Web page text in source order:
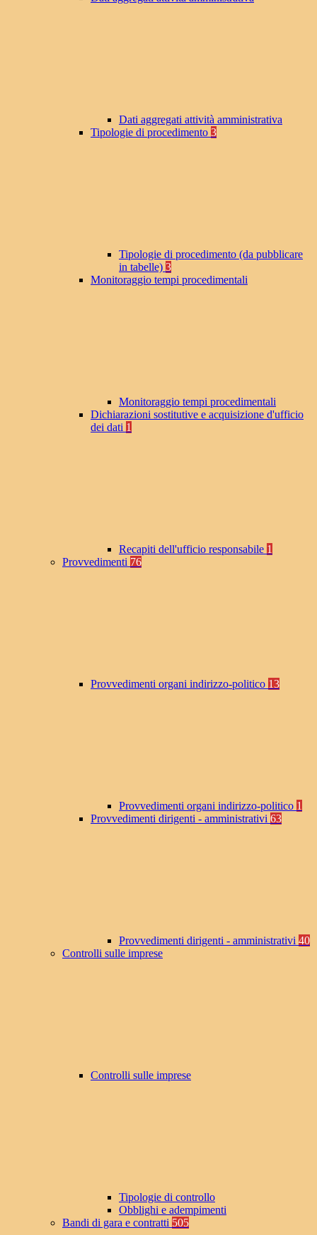
Dati aggregati attività amministrativa
Tipologie di procedimento 3
Tipologie di procedimento (da pubblicare
in tabelle) 3
Monitoraggio tempi procedimentali
Monitoraggio tempi procedimentali
Dichiarazioni sostitutive e acquisizione d'ufficio
dei dati 1
Recapiti dell'ufficio responsabile 1
Provvedimenti 76
Provvedimenti organi indirizzo-politico 13
Provvedimenti organi indirizzo-politico 1
Provvedimenti dirigenti - amministrativi 63
Provvedimenti dirigenti - amministrativi 40
Controlli sulle imprese
Controlli sulle imprese
Tipologie di controllo
Obblighi e adempimenti
Bandi di gara e contratti 505